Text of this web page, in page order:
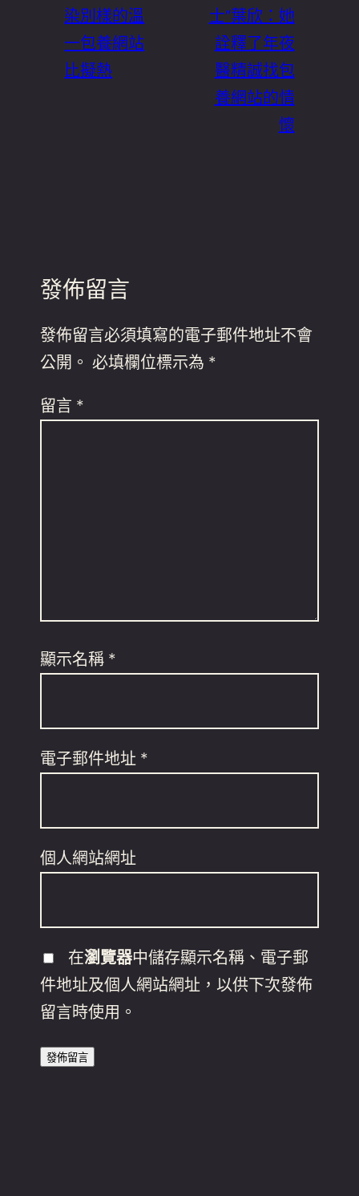
染別樣的溫
一包養網站
比擬熱
士”葉欣：她
詮釋了年夜
醫精誠找包
養網站的情
懷
發佈留言
發佈留言必須填寫的電子郵件地址不會
公開。 必填欄位標示為 *
留言 *
顯示名稱 *
電子郵件地址 *
個人網站網址
在瀏覽器中儲存顯示名稱、電子郵
件地址及個人網站網址，以供下次發佈
留言時使用。